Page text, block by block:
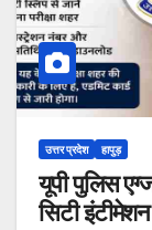
उत्तर प्रदेश हापुड़
यूपी पुलिस
सिटी